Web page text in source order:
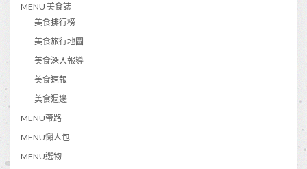
MENU 美食誌
美食排行榜
美食旅行地圖
美食深入報導
美食速報
美食週邊
MENU帶路
MENU懶人包
MENU選物